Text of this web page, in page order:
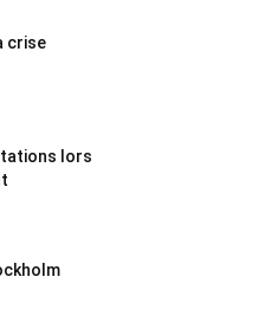
crise
lors